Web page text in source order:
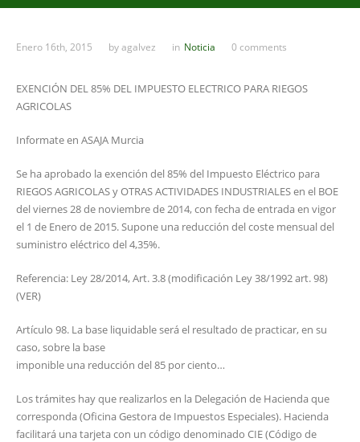
Enero 16th, 2015 byagalvez in Noticia 0 comments
EXENCIÓN DEL 85% DEL IMPUESTO ELECTRICO PARA RIEGOS
AGRICOLAS
Informate en ASAJA Murcia
Se ha aprobado la exención del 85% del Impuesto Eléctrico para
RIEGOS AGRICOLAS y OTRAS ACTIVIDADES INDUSTRIALES en el BOE
del viernes 28 de noviembre de 2014, con fecha de entrada en vigor
el 1 de Enero de 2015. Supone una reducción del coste mensual del
suministro eléctrico del 4,35%.
Referencia: Ley 28/2014, Art. 3.8 (modificación Ley 38/1992 art. 98)
(VER)
Artículo 98. La base liquidable será el resultado de practicar, en su
caso, sobre la base
imponible una reducción del 85 por ciento…
Los trámites hay que realizarlos en la Delegación de Hacienda que
corresponda (Oficina Gestora de Impuestos Especiales). Hacienda
facilitará una tarjeta con un código denominado CIE (Código de